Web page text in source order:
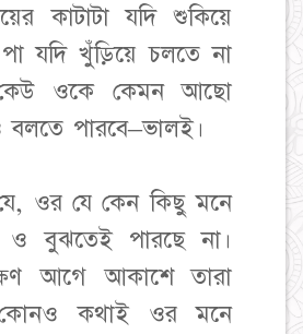
কাটাটা যদি শুকিয়ে
যদি খুঁড়িয়ে চলতে না
ওকে কেমন আছো
পারবে–ভালই।
ওর যে কেন কিছু মনে
ও বুঝতেই পারছে না।
আগে আকাশে তারা
কথাই ওর মনে